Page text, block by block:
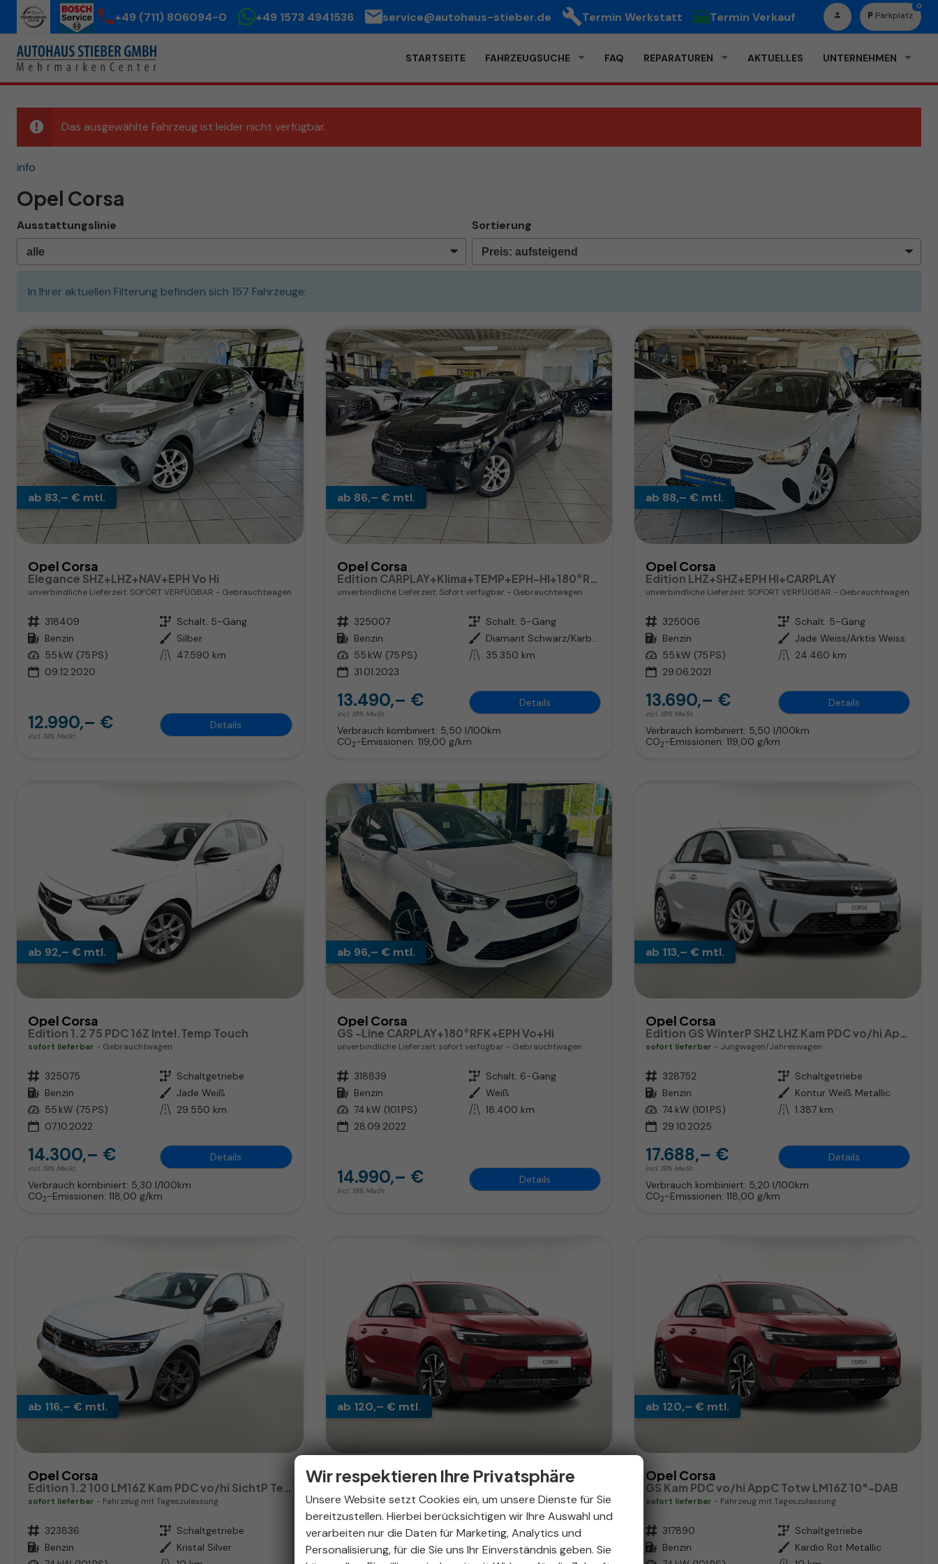
+49 (711) 806094-0 +49 1573 4941536 service@autohaus-stieber.de Termin Werkstatt Termin Verkauf Parkplatz
0
STARTSEITE FAHRZEUGSUCHE FAQ REPARATUREN AKTUELLES UNTERNEHMEN
Das ausgewählte Fahrzeug ist leider nicht verfügbar.
info
Opel Corsa
Ausstattungslinie Sortierung
In Ihrer aktuellen Filterung befinden sich 157 Fahrzeuge:
ab 83,– € mtl.
Opel Corsa
Elegance SHZ+LHZ+NAV+EPH Vo Hi
unverbindliche Lieferzeit: SOFORT VERFÜGBAR Gebrauchtwagen
Fahrzeugnr. 318409 Getriebe Schalt. 5-Gang
Kraftstoff Benzin Außenfarbe Silber
Leistung 55 kW (75 PS) Kilometerstand 47.590 km
09.12.2020
12.990,– €
incl. 19% MwSt.
Details
ab 86,– € mtl.
Opel Corsa
Edition CARPLAY+Klima+TEMP+EPH-HI+180°RFK
unverbindliche Lieferzeit: Sofort verfügbar Gebrauchtwagen
Fahrzeugnr. 325007 Getriebe Schalt. 5-Gang
Kraftstoff Benzin Außenfarbe
Diamant Schwarz/Karbon Schwarz
Leistung 55 kW (75 PS) Kilometerstand 35.350 km
31.01.2023
13.490,– €
incl. 19% MwSt.
Details
Verbrauch kombiniert: 5,50 l/100km
CO2-Emissionen: 119,00 g/km
ab 88,– € mtl.
Opel Corsa
Edition LHZ+SHZ+EPH HI+CARPLAY
unverbindliche Lieferzeit: SOFORT VERFÜGBAR Gebrauchtwagen
Fahrzeugnr. 325006 Getriebe Schalt. 5-Gang
Kraftstoff Benzin Außenfarbe Jade Weiss/Arktis Weiss
Leistung 55 kW (75 PS) Kilometerstand 24.460 km
29.06.2021
13.690,– €
incl. 19% MwSt.
Details
Verbrauch kombiniert: 5,50 l/100km
CO2-Emissionen:119,00 g/km
ab 92,– € mtl.
Opel Corsa
Edition 1.2 75 PDC 16Z Intel.Temp Touch
sofort lieferbar Gebrauchtwagen
Fahrzeugnr. 325075 Getriebe Schaltgetriebe
Kraftstoff Benzin Außenfarbe Jade Weiß
Leistung 55 kW (75 PS) Kilometerstand 29.550 km
07.10.2022
14.300,– €
incl. 19% MwSt.
Details
Verbrauch kombiniert: 5,30 l/100km
CO2-Emissionen: 118,00 g/km
ab 96,– € mtl.
Opel Corsa
GS -Line CARPLAY+180°RFK+EPH Vo+Hi
unverbindliche Lieferzeit: sofort verfügbar Gebrauchtwagen
Fahrzeugnr. 318839 Getriebe Schalt. 6-Gang
Kraftstoff Benzin Außenfarbe Weiß
Leistung 74 kW (101 PS) Kilometerstand 18.400 km
28.09.2022
14.990,– €
incl. 19% MwSt.
Details
ab 113,– € mtl.
Opel Corsa
Edition GS WinterP SHZ LHZ Kam PDC vo/hi AppC Totw
sofort lieferbar Jungwagen/Jahreswagen
Fahrzeugnr. 328752 Getriebe Schaltgetriebe
Kraftstoff Benzin Außenfarbe Kontur Weiß Metallic
Leistung 74 kW (101 PS) Kilometerstand 1.387 km
29.10.2025
17.688,– €
incl. 19% MwSt.
Details
Verbrauch kombiniert: 5,20 l/100km
CO2-Emissionen:118,00 g/km
ab 116,– € mtl.
Opel Corsa
Edition 1.2 100 LM16Z Kam PDC vo/hi SichtP Temp
sofort lieferbar Fahrzeug mit Tageszulassung
Fahrzeugnr. 323836 Getriebe Schaltgetriebe
Kraftstoff Benzin Außenfarbe Kristal Silver
ab 120,– € mtl.
Opel Corsa
GS Kam PDC vo/hi AppC Totw LM16Z 10"-DAB
sofort lieferbar Fahrzeug mit Tageszulassung
Fahrzeugnr. 317721 Getriebe Schaltgetriebe
Kraftstoff Benzin Außenfarbe Kardio Rot Metallic
ab 120,– € mtl.
Opel Corsa
GS Kam PDC vo/hi AppC Totw LM16Z 10"-DAB
sofort lieferbar Fahrzeug mit Tageszulassung
Fahrzeugnr. 317890 Getriebe Schaltgetriebe
Kraftstoff Benzin Außenfarbe Kardio Rot Metallic
Wir respektieren Ihre Privatsphäre
Unsere Website setzt Cookies ein, um unsere Dienste für Sie
bereitzustellen. Hierbei berücksichtigen wir Ihre Auswahl und
verarbeiten nur die Daten für Marketing, Analytics und
Personalisierung, für die Sie uns Ihr Einverständnis geben. Sie